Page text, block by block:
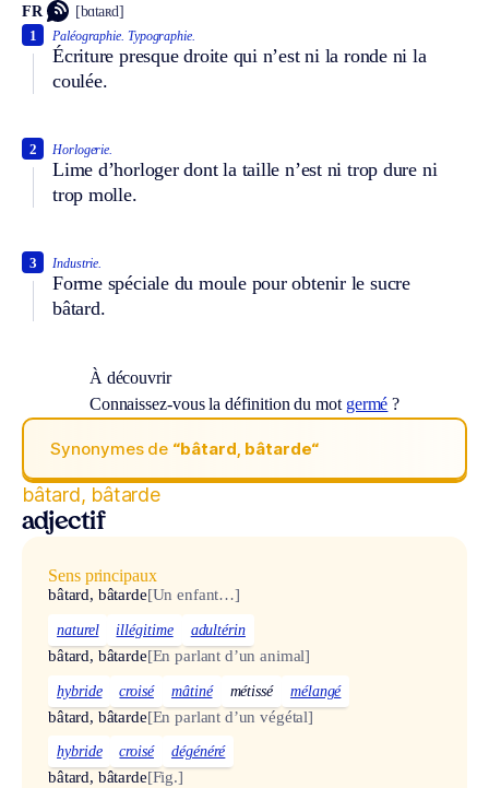
FR [bɑtaʀd]
Paléographie. Typographie.
Écriture presque droite qui n’est ni la ronde ni la
coulée.
1
Horlogerie.
Lime d’horloger dont la taille n’est ni trop dure ni
trop molle.
2
Industrie.
Forme spéciale du moule pour obtenir le sucre
bâtard.
3
À découvrir
Connaissez-vous la définition du mot germé ?
Synonymes de “bâtard, bâtarde“
bâtard, bâtarde
adjectif
Sens principaux
bâtard, bâtarde[Un enfant…]
naturel illégitime adultérin
bâtard, bâtarde[En parlant d’un animal]
hybride croisé mâtiné métissé mélangé
bâtard, bâtarde[En parlant d’un végétal]
hybride croisé dégénéré
bâtard, bâtarde[Fig.]